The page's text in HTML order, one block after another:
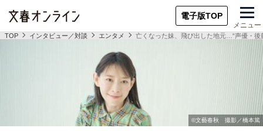
電子版TOP
メニュー
TOP インタビュー／対談 エンタメ 亡くなった妹、飛び出した地元…“声優・後